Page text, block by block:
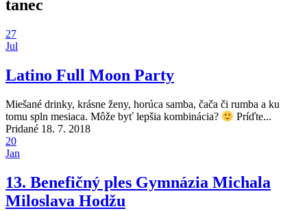
tanec
27
Jul
Latino Full Moon Party
Miešané drinky, krásne ženy, horúca samba, čača či rumba a ku
tomu spln mesiaca. Môže byť lepšia kombinácia?
Príďte...
Pridané 18. 7. 2018
20
Jan
13. Benefičný ples Gymnázia Michala
Miloslava Hodžu